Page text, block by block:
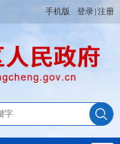
手机版 登录 注册